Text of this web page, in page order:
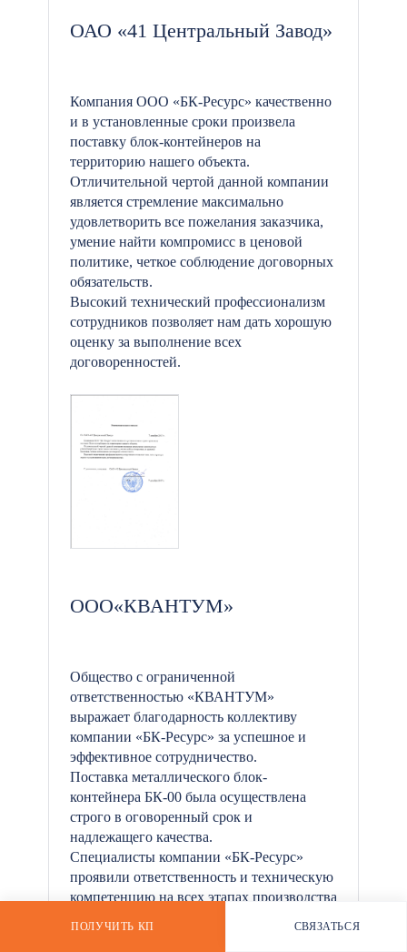
ОАО «41 Центральный Завод»
Компания ООО «БК-Ресурс» качественно
и в установленные сроки произвела
поставку блок-контейнеров на
территорию нашего объекта.
Отличительной чертой данной компании
является стремление максимально
удовлетворить все пожелания заказчика,
умение найти компромисс в ценовой
политике, четкое соблюдение договорных
обязательств.
Высокий технический профессионализм
сотрудников позволяет нам дать хорошую
оценку за выполнение всех
договоренностей.
ООО«КВАНТУМ»
Общество с ограниченной
ответственностью «КВАНТУМ»
выражает благодарность коллективу
компании «БК-Ресурс» за успешное и
эффективное сотрудничество.
Поставка металлического блок-
контейнера БК-00 была осуществлена
строго в оговоренный срок и
надлежащего качества.
Специалисты компании «БК-Ресурс»
проявили ответственность и техническую
компетенцию на всех этапах производства
ПОЛУЧИТЬ КП СВЯЗАТЬСЯ